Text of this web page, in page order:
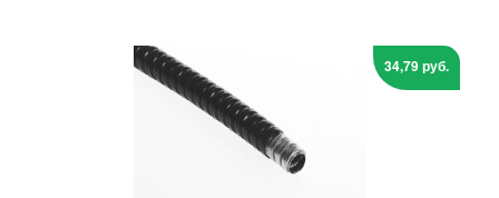
34,79 руб.